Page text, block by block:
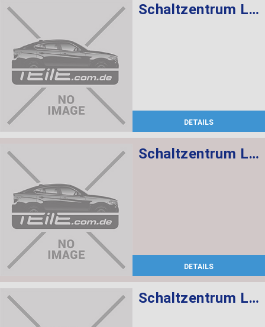
Schaltzentrum Lenksäule
DETAILS
Schaltzentrum Lenksäule
DETAILS
Schaltzentrum Lenksäule